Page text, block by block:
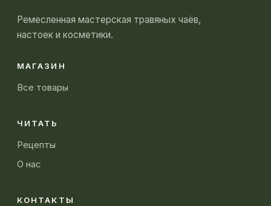
Ремесленная мастерская травяных чаёв,
настоек и косметики.
МАГАЗИН
Все товары
ЧИТАТЬ
Рецепты
О нас
КОНТАКТЫ